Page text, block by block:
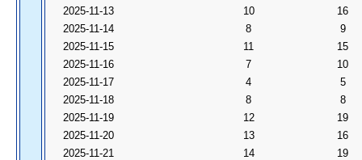
2025-11-13
10
16
2025-11-14
8
9
2025-11-15
11
15
2025-11-16
7
10
2025-11-17
4
5
2025-11-18
8
8
2025-11-19
12
19
2025-11-20
13
16
2025-11-21
14
19